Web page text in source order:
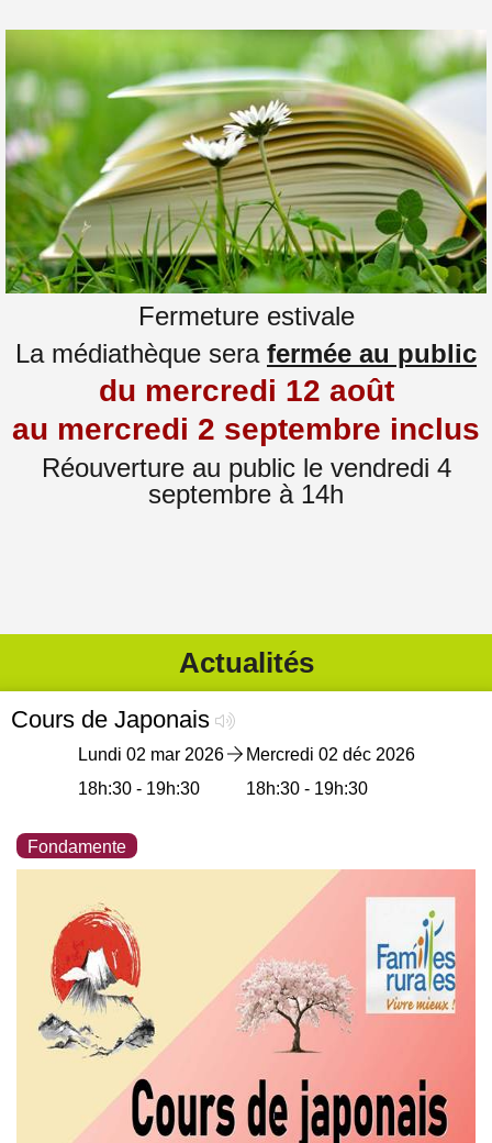
Fermeture estivale
La médiathèque sera fermée au public
du mercredi 12 août
au mercredi 2 septembre inclus
Réouverture au public le vendredi 4
septembre à 14h
Actualités
Cours de Japonais
Lundi 02 mar 2026
18h:30 - 19h:30
Mercredi 02 déc 2026
18h:30 - 19h:30
Fondamente